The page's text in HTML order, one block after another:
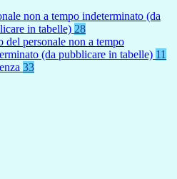
non a tempo indeterminato (da
in tabelle) 28
del personale non a tempo
(da pubblicare in tabelle) 11
33